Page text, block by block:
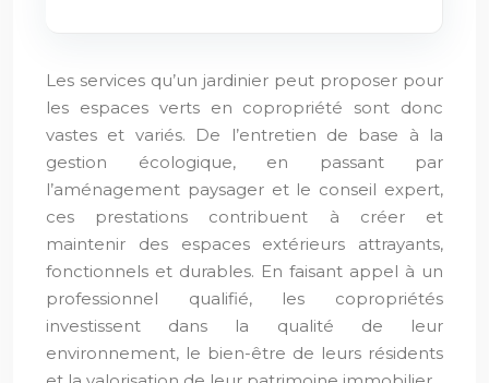
Les services qu’un jardinier peut proposer pour
les espaces verts en copropriété sont donc
vastes et variés. De l’entretien de base à la
gestion écologique, en passant par
l’aménagement paysager et le conseil expert,
ces prestations contribuent à créer et
maintenir des espaces extérieurs attrayants,
fonctionnels et durables. En faisant appel à un
professionnel qualifié, les copropriétés
investissent dans la qualité de leur
environnement, le bien-être de leurs résidents